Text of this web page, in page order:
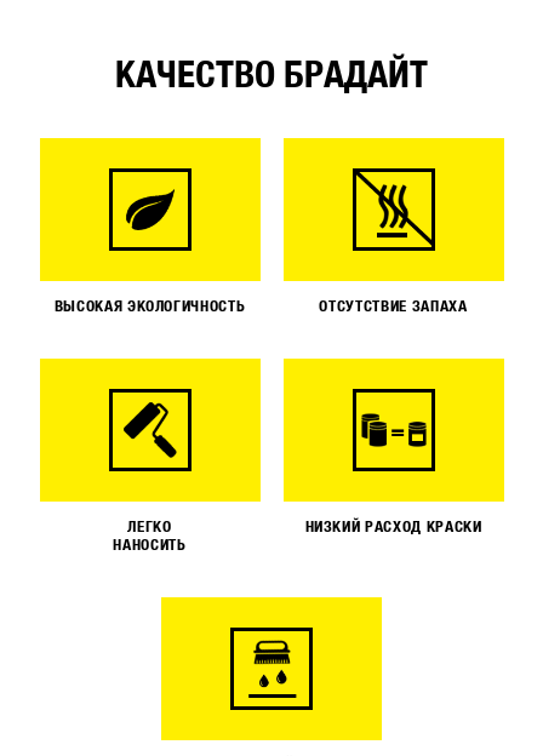
КАЧЕСТВО БРАДАЙТ
ВЫСОКАЯ ЭКОЛОГИЧНОСТЬ ОТСУТСТВИЕ ЗАПАХА
ЛЕГКО
НАНОСИТЬ
НИЗКИЙ РАСХОД КРАСКИ